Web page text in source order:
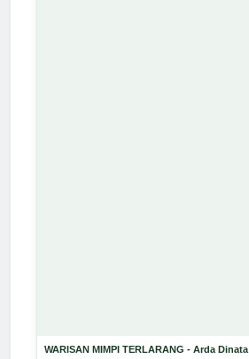
WARISAN MIMPI TERLARANG - Arda Dinata